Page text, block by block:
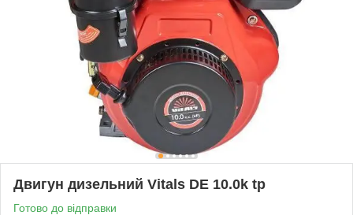
Двигун дизельний Vitals DE 10.0k tp
Готово до відправки